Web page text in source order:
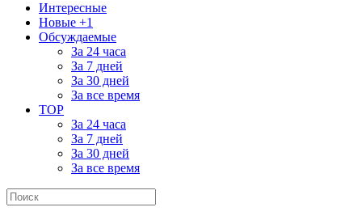
Интересные
Новые +1
Обсуждаемые
За 24 часа
За 7 дней
За 30 дней
За все время
TOP
За 24 часа
За 7 дней
За 30 дней
За все время